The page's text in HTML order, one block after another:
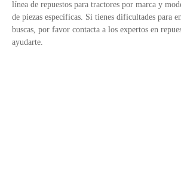
línea de repuestos para tractores por marca y
de piezas específicas. Si tienes dificultades para
buscas, por favor contacta a los expertos en
ayudarte.